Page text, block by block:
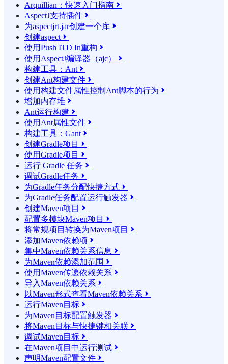
Arquillian：快速入门指南 
AspectJ支持插件 
为aspectjrt.jar创建一个库 
创建aspect 
使用Push ITD In重构 
使用AspectJ编译器（ajc） 
构建工具：Ant 
创建Ant构建文件 
使用构建文件属性控制Ant脚本的行为 
增加内存堆 
Ant运行构建 
使用Ant属性文件 
构建工具：Gant 
创建Gradle项目 
使用Gradle项目 
运行 Gradle 任务 
调试Gradle任务 
为Gradle任务分配快捷方式 
为Gradle任务配置运行触发器 
创建Maven项目 
配置多模块Maven项目 
将常规项目转换为Maven项目 
添加Maven依赖项 
集中Maven依赖关系信息 
为Maven依赖添加范围 
使用Maven传递依赖关系 
导入Maven依赖关系 
以Maven形式查看Maven依赖关系 
运行Maven目标 
为Maven目标配置触发器 
将Maven目标与快捷键相关联 
调试Maven目标 
在Maven项目中运行测试 
声明Maven配置文件 